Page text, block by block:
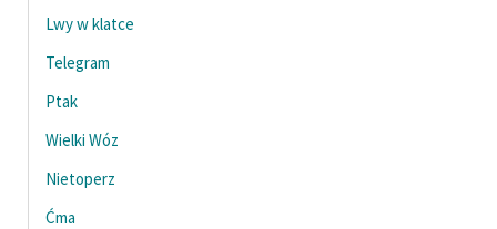
lektur szkolnych oraz
Starego Testamentu
Szkoła Poezji Wolnych
O nas
Lwy w klatce
Telegram
Ptak
Wielki Wóz
Nietoperz
Ćma